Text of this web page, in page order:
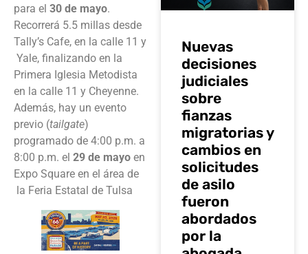
para el 30 de mayo.
Recorrerá 5.5 millas desde
Tally’s Cafe, en la calle 11 y
Yale, finalizando en la
Primera Iglesia Metodista
en la calle 11 y Cheyenne.
Además, hay un evento
previo (tailgate)
programado de 4:00 p.m. a
8:00 p.m. el 29 de mayo en
Expo Square en el área de
la Feria Estatal de Tulsa
Nuevas
decisiones
judiciales
sobre
fianzas
migratorias y
cambios en
solicitudes
de asilo
fueron
abordados
por la